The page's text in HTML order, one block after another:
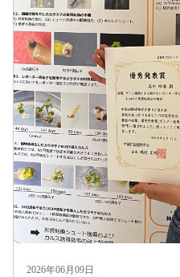
2026年06月09日